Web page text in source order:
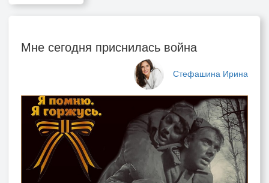
Мне сегодня приснилась война
Стефашина Ирина